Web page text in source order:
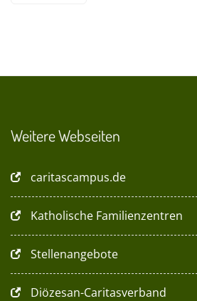
Weitere Webseiten
caritascampus.de
Katholische Familienzentren
Stellenangebote
Diözesan-Caritasverband